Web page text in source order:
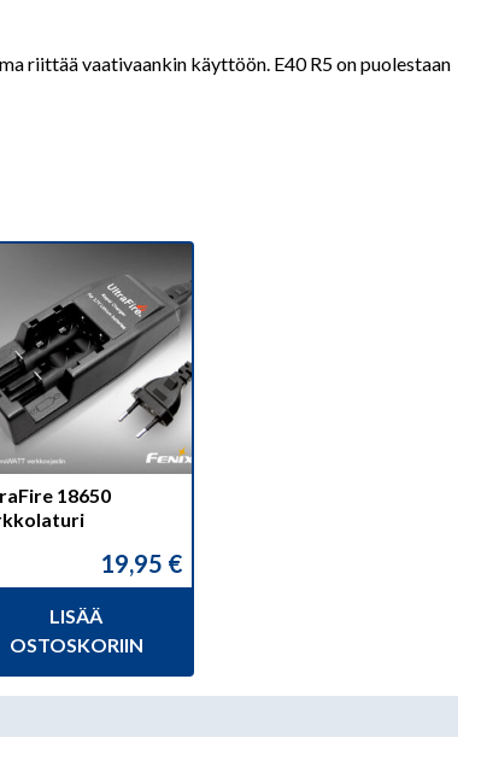
riittää vaativaankin käyttöön. E40 R5 on puolestaan
18650
19,95 €
LISÄÄ
OSTOSKORIIN